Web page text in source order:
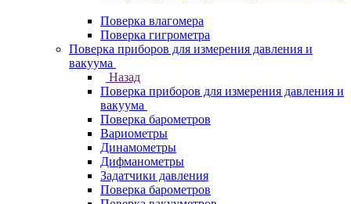
Поверка влагомера
Поверка гигрометра
Поверка приборов для измерения давления и
вакуума
Назад
Поверка приборов для измерения давления и
вакуума
Поверка барометров
Вариометры
Динамометры
Дифманометры
Задатчики давления
Поверка барометров